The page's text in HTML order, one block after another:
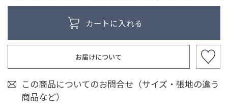
お届けについて
この商品についてのお問合せ（サイズ・張地の違う
商品など）